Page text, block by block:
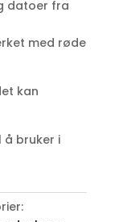
datoer fra
med røde
kan
å bruker i